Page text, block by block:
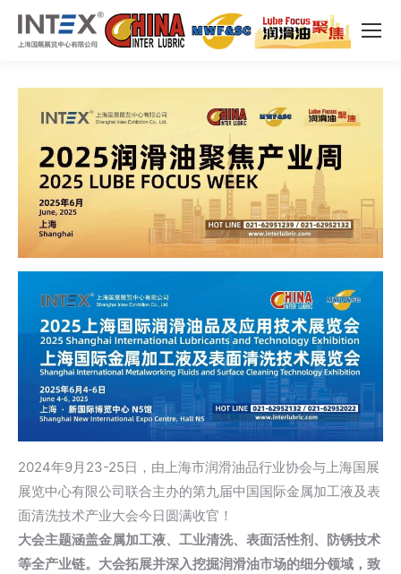
2024年9月23-25日，由上海市润滑油品行业协会与上海国展
展览中心有限公司联合主办的第九届中国国际金属加工液及表
面清洗技术产业大会今日圆满收官！
大会主题涵盖金属加工液、工业清洗、表面活性剂、防锈技术
等全产业链。大会拓展并深入挖掘润滑油市场的细分领域，致